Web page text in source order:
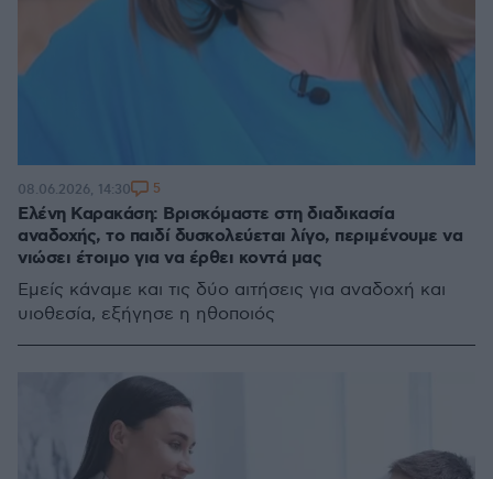
Ελένη Καρακάση: Βρισκόμαστε στη διαδικασία
αναδοχής, το παιδί δυσκολεύεται λίγο, περιμένουμε να
νιώσει έτοιμο για να έρθει κοντά μας
Εμείς κάναμε και τις δύο αιτήσεις για αναδοχή και
υιοθεσία, εξήγησε η ηθοποιός
08.06.2026, 14:30 5